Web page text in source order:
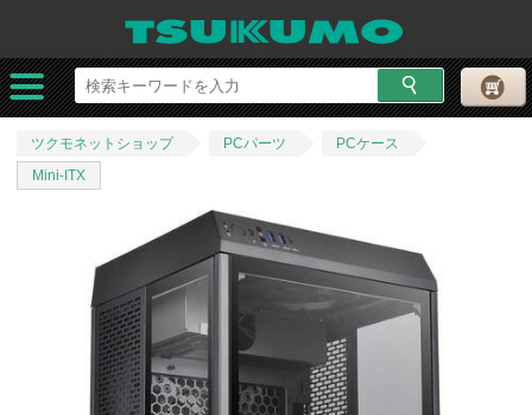
ツクモネットショップ PCパーツ
PCケース
Mini-ITX